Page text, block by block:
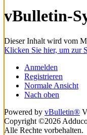
vBulletin-
Dieser Inhalt wird vom
Klicken Sie hier, um zur
Anmelden
Registrieren
Normale Ansicht
Nach oben
Powered by vBulletin®
Copyright ©2026
Alle Rechte vorbehalten.